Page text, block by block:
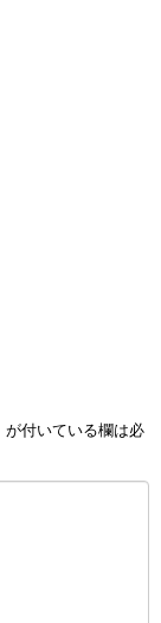
が付いている欄は必